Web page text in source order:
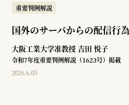
重要判例解説
国外のサーバからの配信行
大阪工業大学准教授 吉田 悦子
令和7年度重要判例解説（1623号）掲載
2026.6.05